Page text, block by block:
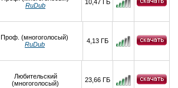
RuDub
10,47 ГБ
Проф. (многоголосый)
RuDub
4,13 ГБ
Любительский
(многоголосый)
23,66 ГБ